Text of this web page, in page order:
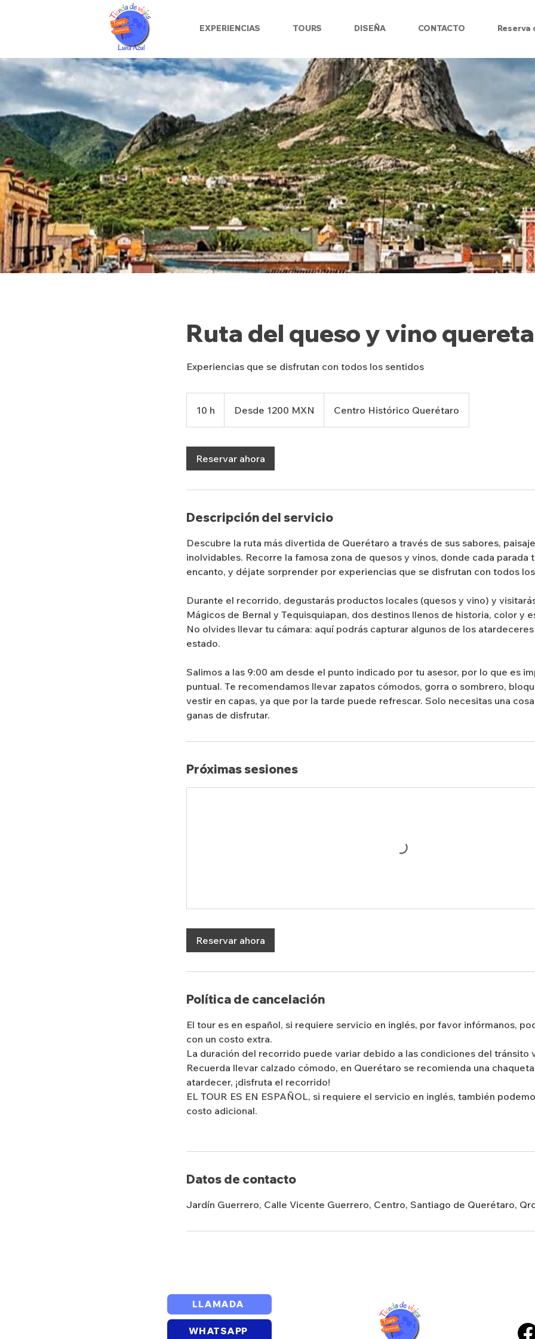
EXPERIENCIAS TOURS DISEÑA CONTACTO Reserva
Ruta del queso y vino
Experiencias que se disfrutan con todos los sentidos
10 h
0
pesosDesde 1200 MXN Centro Histórico Querétaro
Reservar ahora
Descripción del servicio
Descubre la ruta más divertida de Querétaro a través de sus sabores,
inolvidables. Recorre la famosa zona de quesos y vinos, donde cada parada
encanto, y déjate sorprender por experiencias que se disfrutan con todos
Durante el recorrido, degustarás productos locales (quesos y vino) y
Mágicos de Bernal y Tequisquiapan, dos destinos llenos de historia, color y
No olvides llevar tu cámara: aquí podrás capturar algunos de los
estado.
Salimos a las 9:00 am desde el punto indicado por tu asesor, por lo que es
puntual. Te recomendamos llevar zapatos cómodos, gorra o sombrero,
vestir en capas, ya que por la tarde puede refrescar. Solo necesitas una
ganas de disfrutar.
Próximas sesiones
Reservar ahora
Política de cancelación
El tour es en español, si requiere servicio en inglés, por favor infórmanos,
con un costo extra.
La duración del recorrido puede variar debido a las condiciones del tránsito
Recuerda llevar calzado cómodo, en Querétaro se recomienda una
atardecer, ¡disfruta el recorrido!
EL TOUR ES EN ESPAÑOL, si requiere el servicio en inglés, también
costo adicional.
Datos de contacto
Jardín Guerrero, Calle Vicente Guerrero, Centro, Santiago de Querétaro,
LLAMADA
WHATSAPP